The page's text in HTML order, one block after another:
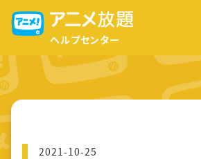
ヘルプセンター
2021-10-25